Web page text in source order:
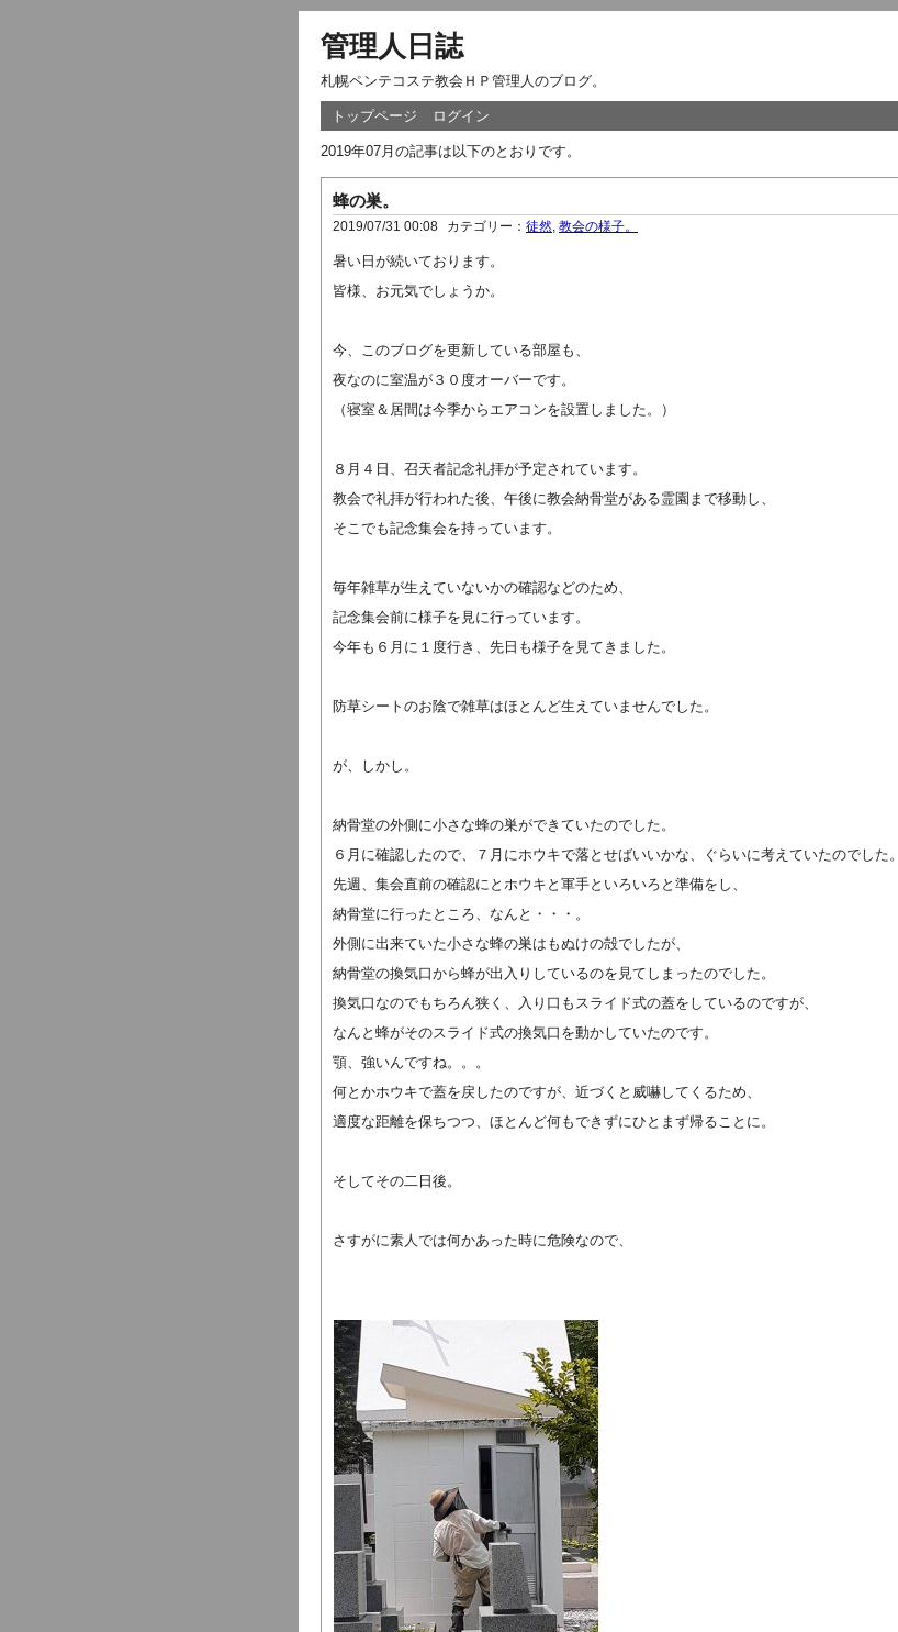
管理人日誌
札幌ペンテコステ教会ＨＰ管理人のブログ。
トップページ ログイン
2019年07月の記事は以下のとおりです。
蜂の巣。
2019/07/31 00:08 カテゴリー： 徒然 教会の様子。
暑い日が続いております。
皆様、お元気でしょうか。
今、このブログを更新している部屋も、
夜なのに室温が３０度オーバーです。
（寝室＆居間は今季からエアコンを設置しました。）
８月４日、召天者記念礼拝が予定されています。
教会で礼拝が行われた後、午後に教会納骨堂がある霊園まで移動し、
そこでも記念集会を持っています。
毎年雑草が生えていないかの確認などのため、
記念集会前に様子を見に行っています。
今年も６月に１度行き、先日も様子を見てきました。
防草シートのお陰で雑草はほとんど生えていませんでした。
が、しかし。
納骨堂の外側に小さな蜂の巣ができていたのでした。
６月に確認したので、７月にホウキで落とせばいいかな、ぐらいに考えていたのでした。
先週、集会直前の確認にとホウキと軍手といろいろと準備をし、
納骨堂に行ったところ、なんと・・・。
外側に出来ていた小さな蜂の巣はもぬけの殻でしたが、
納骨堂の換気口から蜂が出入りしているのを見てしまったのでした。
換気口なのでもちろん狭く、入り口もスライド式の蓋をしているのですが、
なんと蜂がそのスライド式の換気口を動かしていたのです。
顎、強いんですね。。。
何とかホウキで蓋を戻したのですが、近づくと威嚇してくるため、
適度な距離を保ちつつ、ほとんど何もできずにひとまず帰ることに。
そしてその二日後。
さすがに素人では何かあった時に危険なので、